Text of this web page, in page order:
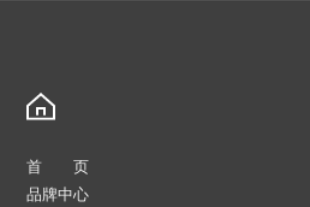
首 页
品牌中心